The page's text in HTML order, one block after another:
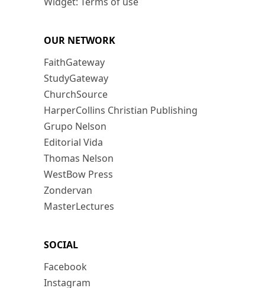
OUR NETWORK
FaithGateway
StudyGateway
ChurchSource
HarperCollins Christian Publishing
Grupo Nelson
Editorial Vida
Thomas Nelson
WestBow Press
Zondervan
MasterLectures
SOCIAL
Facebook
Instagram